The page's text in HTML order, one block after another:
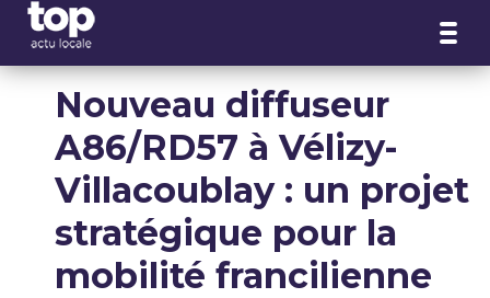
Nouveau diffuseur
A86/RD57 à Vélizy-
Villacoublay : un projet
stratégique pour la
mobilité francilienne
Panneau de gestion des cookies